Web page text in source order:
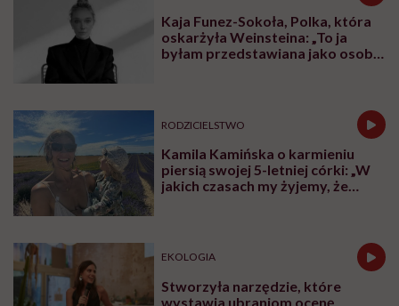
Kaja Funez-Sokoła, Polka, która
oskarżyła Weinsteina: „To ja
byłam przedstawiana jako osoba,
RODZICIELSTWO
Kamila Kamińska o karmieniu
piersią swojej 5-letniej córki: „W
jakich czasach my żyjemy, że
EKOLOGIA
Stworzyła narzędzie, które
wystawia ubraniom ocenę